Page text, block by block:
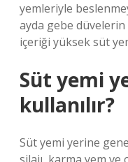
yemleriyle
ayda gebe
içeriği yüksek süt
Süt yemi
kullanılır?
Süt yemi yerine